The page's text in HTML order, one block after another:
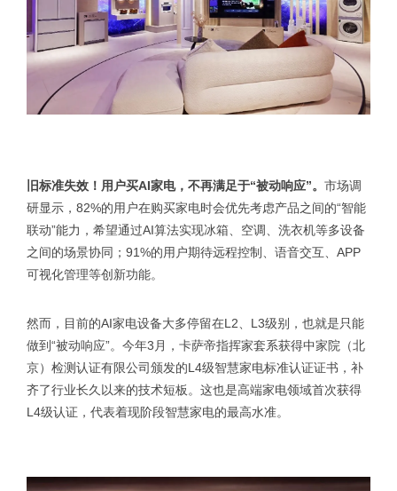
旧标准失效！用户买AI家电，不再满足于“被动响应”。 市场调
研显示，82%的用户在购买家电时会优先考虑产品之间的“智能
联动”能力，希望通过AI算法实现冰箱、空调、洗衣机等多设备
之间的场景协同；91%的用户期待远程控制、语音交互、APP
可视化管理等创新功能。
然而，目前的AI家电设备大多停留在L2、L3级别，也就是只能
做到“被动响应”。今年3月，卡萨帝指挥家套系获得中家院（北
京）检测认证有限公司颁发的L4级智慧家电标准认证证书，补
齐了行业长久以来的技术短板。这也是高端家电领域首次获得
L4级认证，代表着现阶段智慧家电的最高水准。